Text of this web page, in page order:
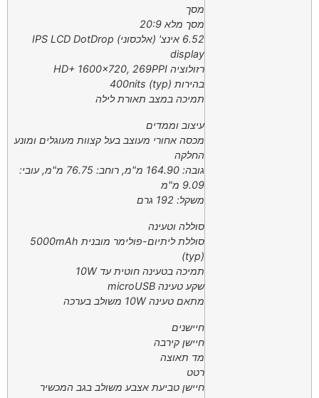
מסך
מסך מלא 20:9
6.52 אינצ' (אלכסוני) IPS LCD DotDrop
display
רזולוציה HD+ 1600×720, 269PPI
בהירות 400nits (typ)
תמיכה במצב תאורת לילה
עיצוב וממדים
מכסה אחורי מעוצב בעל קצוות מעוגלים ומונע
החלקה
גובה: 164.90 מ"מ, רוחב: 76.75 מ"מ, עובי:
9.09 מ"מ
משקל: 192 גרם
סוללה וטעינה
סוללת ליתיום-פולימר מובנית 5000mAh
(typ)
תמיכה בטעינה חוטית עד 10W
שקע טעינה microUSB
מתאם טעינה 10W משולב בערכה
חיישנים
חיישן קירבה
מד תאוצה
רטט
חיישן טביעת אצבע משולב בגב המכשיר